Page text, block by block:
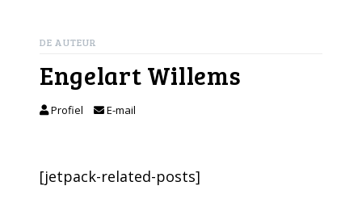
DE AUTEUR
Engelart Willems
Profiel E-mail
[jetpack-related-posts]